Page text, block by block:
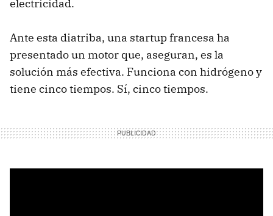
electricidad.
Ante esta diatriba, una startup francesa ha
presentado un motor que, aseguran, es la
solución más efectiva. Funciona con hidrógeno y
tiene cinco tiempos. Sí, cinco tiempos.